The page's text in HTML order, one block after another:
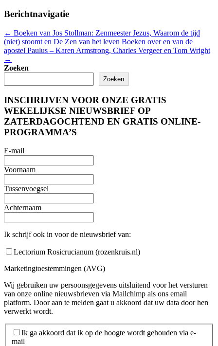
Berichtnavigatie
← Boeken van Jos Stollman: Zenmeester Jezus, Waarom de tijd
(niet) stoomt en De Zen van het leven Boeken over en van de
apostel Paulus – Karen Armstrong, Charles Vergeer en Tom Wright
→
Zoeken
Zoeken
INSCHRIJVEN VOOR ONZE GRATIS
WEKELIJKSE NIEUWSBRIEF OP
ZATERDAGOCHTEND EN GRATIS ONLINE-
PROGRAMMA’S
E-mail
Voornaam
Tussenvoegsel
Achternaam
Ik schrijf ook in voor de nieuwsbrief van:
Lectorium Rosicrucianum (rozenkruis.nl)
Marketingtoestemmingen (AVG)
Wij gebruiken uw persoonsgegevens uitsluitend voor het versturen
van onze online nieuwsbrieven via Mailchimp als ons email
platform. Door aan te melden gaat u akkoord dat uw data door hen
verwerkt wordt.
Ik ga akkoord dat ik op de hoogte wordt gehouden via e-
mail